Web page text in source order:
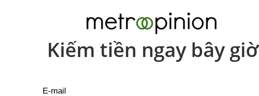
Kiếm tiền ngay bây giờ
E-mail